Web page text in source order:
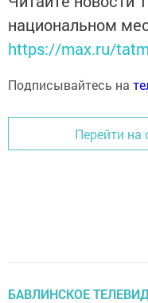
национальном
https://max.ru/
Подписывайтесь на
Перейти на
БАВЛИНСКОЕ